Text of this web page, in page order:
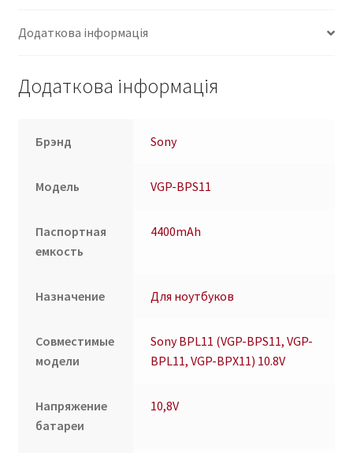
Додаткова інформація
Додаткова інформація
Брэнд Sony
Модель VGP-BPS11
Паспортная
емкость
4400mAh
Назначение Для ноутбуков
Совместимые
модели
Sony BPL11 (VGP-BPS11, VGP-
BPL11, VGP-BPX11) 10.8V
Напряжение
батареи
10,8V